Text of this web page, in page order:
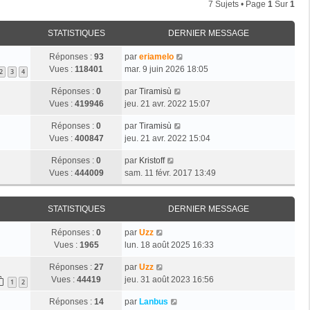
7 Sujets • Page 1 Sur 1
STATISTIQUES DERNIER MESSAGE
2 3 4
Réponses : 93
Vues : 118401
par eriamelo
mar. 9 juin 2026 18:05
Réponses : 0
Vues : 419946
par Tiramisù
jeu. 21 avr. 2022 15:07
Réponses : 0
Vues : 400847
par Tiramisù
jeu. 21 avr. 2022 15:04
Réponses : 0
Vues : 444009
par Kristoff
sam. 11 févr. 2017 13:49
STATISTIQUES DERNIER MESSAGE
Réponses : 0
Vues : 1965
par Uzz
lun. 18 août 2025 16:33
1 2
Réponses : 27
Vues : 44419
par Uzz
jeu. 31 août 2023 16:56
Réponses : 14
par Lanbus